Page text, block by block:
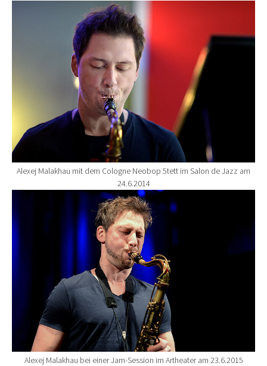
Show larger version for:
Alexej Malakhau mit dem Cologne Neobop 5tett im Salon de Jazz am
24.6.2014
Show larger version for:
Alexej Malakhau bei einer Jam-Session im Artheater am 23.6.2015